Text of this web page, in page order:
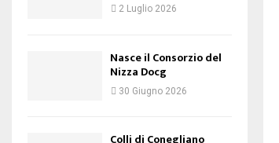
2 Luglio 2026
Nasce il Consorzio del
Nizza Docg
30 Giugno 2026